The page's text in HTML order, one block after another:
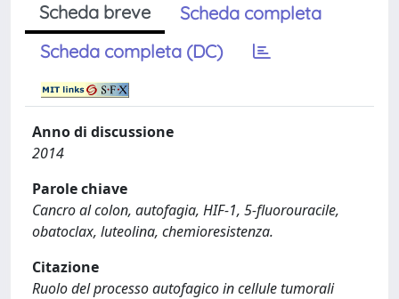
Scheda breve
Scheda completa
Scheda completa (DC)
Anno di discussione
2014
Parole chiave
Cancro al colon, autofagia, HIF-1, 5-fluorouracile,
obatoclax, luteolina, chemioresistenza.
Citazione
Ruolo del processo autofagico in cellule tumorali